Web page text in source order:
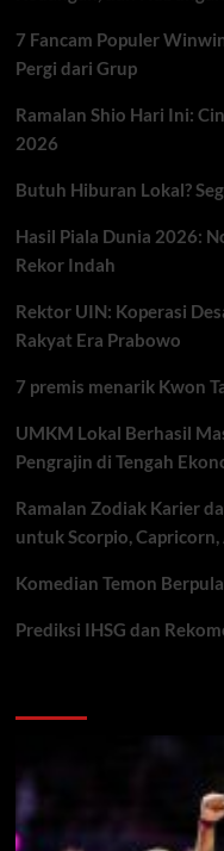
7 Fancam Populer
Pergi dari Grup
Ramalan Shio Hari Ini:
2026
Butuh Hiburan Lokal?
Hasil Piala Dunia 2026:
Rekor Indah
Rektor UIN: Koperasi
Rakyat Era Prabowo
7 premis menarik Kwon
UMKM Lokal Berhasil
Pengrajin di Tengah
Ramalan Zodiak Karier
untuk Scorpio, Capricorn,
Komedian Temon
Prediksi IHSG dan